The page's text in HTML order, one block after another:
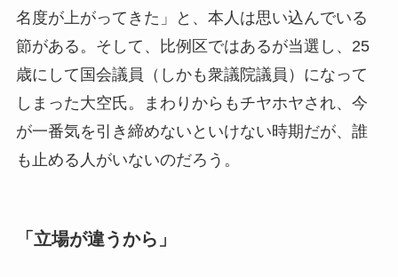
名度が上がってきた」と、本人は思い込んでいる
節がある。そして、比例区ではあるが当選し、25
歳にして国会議員（しかも衆議院議員）になって
しまった大空氏。まわりからもチヤホヤされ、今
が一番気を引き締めないといけない時期だが、誰
も止める人がいないのだろう。
「立場が違うから」